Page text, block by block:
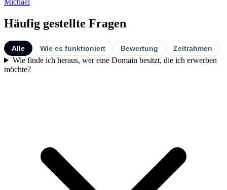
Michael
Häufig gestellte Fragen
Alle Wie es funktioniert Bewertung Zeitrahmen
Wie finde ich heraus, wer eine Domain besitzt, die ich erwerben
möchte?